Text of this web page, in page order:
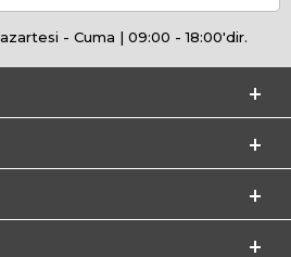
- Cuma | 09:00 - 18:00'dir.